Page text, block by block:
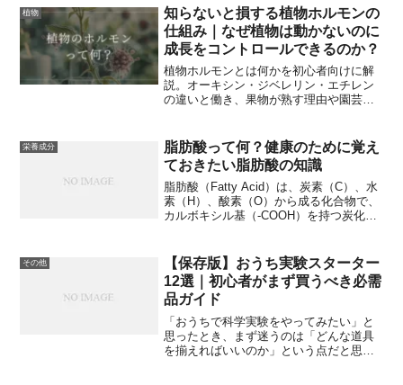
前兆行動の仕組みをわかりやすくまとめ
ます。
植物
知らないと損する植物ホルモンの
仕組み｜なぜ植物は動かないのに
成長をコントロールできるのか？
植物ホルモンとは何かを初心者向けに解
説。オーキシン・ジベレリン・エチレン
の違いと働き、果物が熟す理由や園芸へ
栄養成分
脂肪酸って何？健康のために覚え
ておきたい脂肪酸の知識
脂肪酸（Fatty Acid）は、炭素（C）、水
素（H）、酸素（O）から成る化合物で、
カルボキシル基（-COOH）を持つ炭化水
記事では、脂肪酸の化学的性質や体内で
の化学反応、さらに健康や環境への影響
について深掘りしていきます。
その他
【保存版】おうち実験スターター
12選｜初心者がまず買うべき必需
品ガイド
「おうちで科学実験をやってみたい」と
思ったとき、まず迷うのは「どんな道具
を揃えればいいのか」という点だと思い